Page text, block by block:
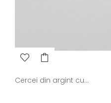
Cercei din argint cu...